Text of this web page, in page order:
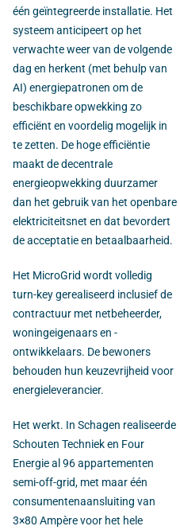
één geïntegreerde installatie. Het
systeem anticipeert op het
verwachte weer van de volgende
dag en herkent (met behulp van
AI) energiepatronen om de
beschikbare opwekking zo
efficiënt en voordelig mogelijk in
te zetten. De hoge efficiëntie
maakt de decentrale
energieopwekking duurzamer
dan het gebruik van het openbare
elektriciteitsnet en dat bevordert
de acceptatie en betaalbaarheid.
Het MicroGrid wordt volledig
turn-key gerealiseerd inclusief de
contractuur met netbeheerder,
woningeigenaars en -
ontwikkelaars. De bewoners
behouden hun keuzevrijheid voor
energieleverancier.
Het werkt. In Schagen realiseerde
Schouten Techniek en Four
Energie al 96 appartementen
semi-off-grid, met maar één
consumentenaansluiting van
3×80 Ampère voor het hele